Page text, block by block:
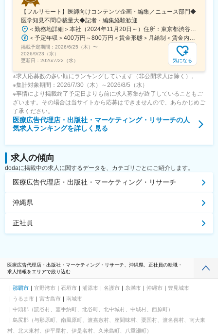
【フルリモート】医師向けコンテンツ企画・編集／ニュース部門◆
医学知見不問◎裁量大◆記者・編集経験歓迎
＜勤務地詳細＞本社（2024年11月20日～）住所：東京都渋谷区渋谷一丁目12番2 クロスオフィス渋谷311受動喫煙対策：屋内全面禁煙変更の範囲：会社の定める事業所（リモートワーク含む）
＜予定年収＞400万円～800万円＜賃金形態＞月給制＜賃金内訳＞月額（基本給）：241,565円～483,130円固定残業手当/月：91,768円～183,536円（固定残業時間45時間0分/月）超過した時間外労働の残業手当は追加支給＜月給＞333,333円～666,666円（一律手当を含む）＜昇給有無＞有＜残業手当＞有＜給与補足＞※実績やご経験、スキルを考慮し、当社規定に基づいて決定します。賃金はあくまでも目安の金額であり、選考を通じて上下する可能性があります。月給(月額)は固定手当を含めた表記です。
掲載予定期間： 2026/6/25（木） 〜
2026/9/23（水）
更新日： 2026/7/22（水） 気になる
※求人応募数の多い順にランキングしています（非公開求人は除く）。
※集計対象期間：2026/7/30（木）～2026/8/5（水）
※事情により掲載終了予定日よりも前に求人募集が終了していることもご
ざいます。その場合は当サイトから応募はできませんので、あらかじめご
了承ください。
医療広告代理店・出版社・マーケティング・リサーチの人
気求人ランキングを詳しく見る
求人の傾向
dodaに掲載中の求人に関するデータを、カテゴリごとにご紹介します。
医療広告代理店・出版社・マーケティング・リサーチ
沖縄県
正社員
医療広告代理店・出版社・マーケティング・リサーチ、沖縄県、正社員の転職・
求人情報をエリアで絞り込む
那覇市 宜野湾市 石垣市 浦添市 名護市 糸満市 沖縄市
豊見城市
うるま市
宮古島市
南城市
中頭郡（読谷村、嘉手納町、北谷町、北中城村、中城村、西原町）
島尻郡（与那原町、南風原町、渡嘉敷村、座間味村、粟国村、渡名喜村、南大東
村、北大東村、伊平屋村、伊是名村、久米島町、八重瀬町）